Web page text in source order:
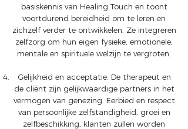
basiskennis van Healing Touch en toont
voortdurend bereidheid om te leren en
zichzelf verder te ontwikkelen. Ze integreren
zelfzorg om hun eigen fysieke, emotionele,
mentale en spirituele welzijn te vergroten.
Gelijkheid en acceptatie: De therapeut en
de cliënt zijn gelijkwaardige partners in het
vermogen van genezing. Eerbied en respect
van persoonlijke zelfstandigheid, groei en
zelfbeschikking, klanten zullen worden